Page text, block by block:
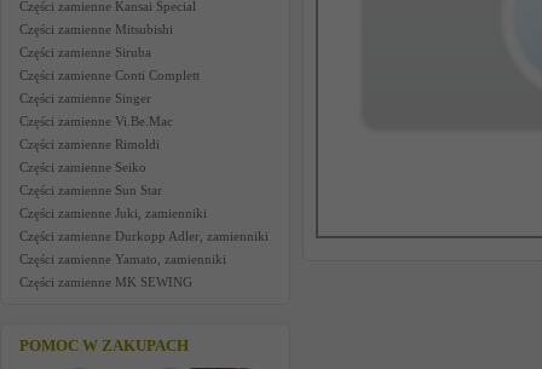
Części zamienne Kansai Special
Części zamienne Mitsubishi
Części zamienne Siruba
Części zamienne Conti Complett
Części zamienne Singer
Części zamienne Vi.Be.Mac
Części zamienne Rimoldi
Części zamienne Seiko
Części zamienne Sun Star
Części zamienne Juki, zamienniki
Części zamienne Durkopp Adler, zamienniki
Części zamienne Yamato, zamienniki
Części zamienne MK SEWING
POMOC W ZAKUPACH